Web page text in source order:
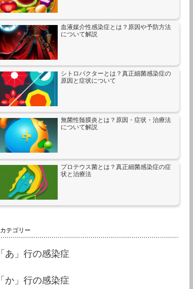
血液媒介性感染症とは？原因や予防方法
について解説
シトロバクターとは？真正細菌感染症の
原因と症状について
無菌性髄膜炎とは？原因・症状・治療法
について解説
プロテウス菌とは？真正細菌感染症の症
状と治療法
カテゴリー
「あ」行の感染症
「か」行の感染症